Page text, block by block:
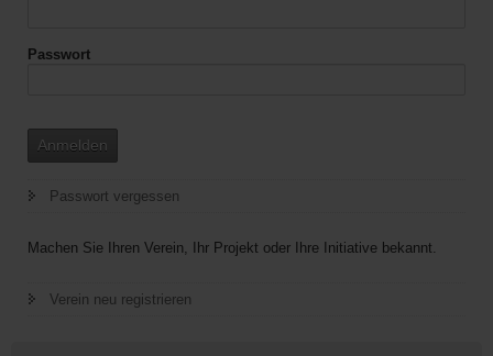
Passwort
Anmelden
Passwort vergessen
Machen Sie Ihren Verein, Ihr Projekt oder Ihre Initiative bekannt.
Verein neu registrieren